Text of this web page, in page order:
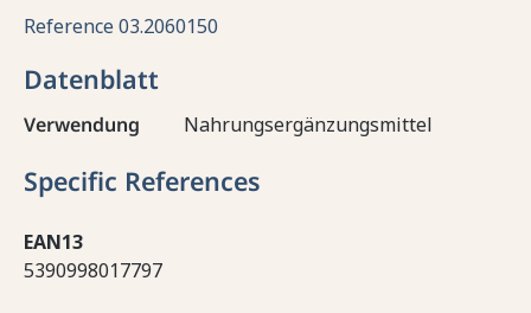
Reference03.2060150
Datenblatt
Verwendung Nahrungsergänzungsmittel
Specific References
EAN13
5390998017797